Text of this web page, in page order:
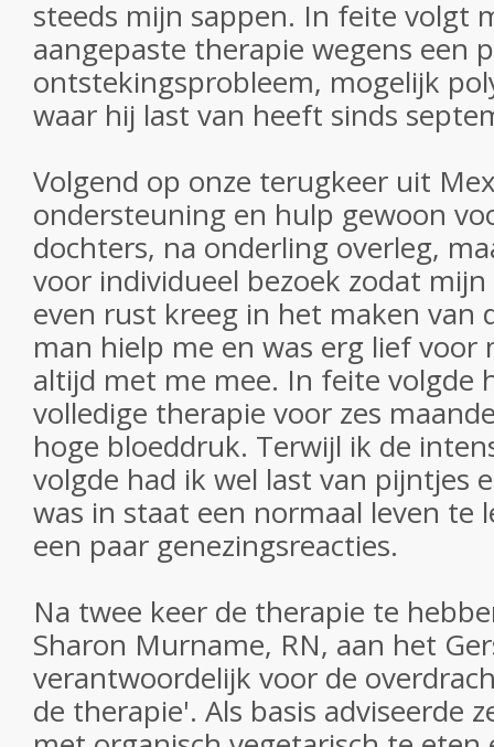
steeds mijn sappen. In feite volgt
aangepaste therapie wegens een
ontstekingsprobleem, mogelijk
waar hij last van heeft sinds
Volgend op onze terugkeer uit
ondersteuning en hulp gewoon
dochters, na onderling overleg,
voor individueel bezoek zodat
even rust kreeg in het maken van
man hielp me en was erg lief voor
altijd met me mee. In feite volgde
volledige therapie voor zes
hoge bloeddruk. Terwijl ik de
volgde had ik wel last van pijntjes
was in staat een normaal leven te
een paar genezingsreacties.
Na twee keer de therapie te
Sharon Murname, RN, aan het
verantwoordelijk voor de
de therapie'. Als basis adviseerde